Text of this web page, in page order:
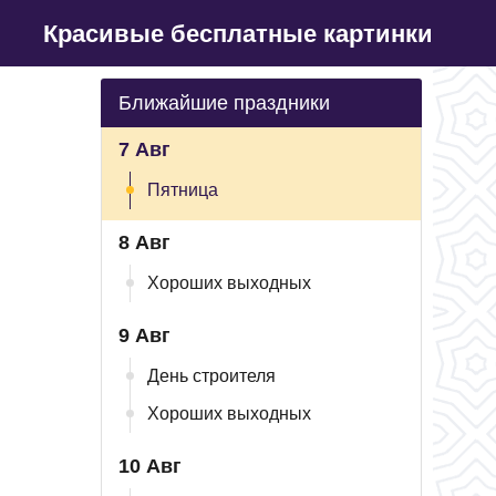
Красивые бесплатные картинки
Ближайшие праздники
7 Авг
Пятница
8 Авг
Хороших выходных
9 Авг
День строителя
Хороших выходных
10 Авг